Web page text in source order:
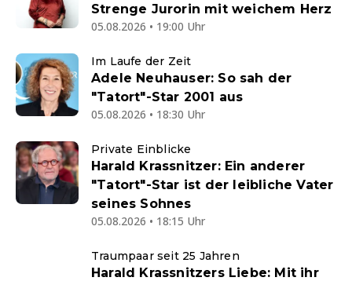
Strenge Jurorin mit weichem Herz
05.08.2026 • 19:00 Uhr
Im Laufe der Zeit
Adele Neuhauser: So sah der
"Tatort"-Star 2001 aus
05.08.2026 • 18:30 Uhr
Private Einblicke
Harald Krassnitzer: Ein anderer
"Tatort"-Star ist der leibliche Vater
seines Sohnes
05.08.2026 • 18:15 Uhr
Traumpaar seit 25 Jahren
Harald Krassnitzers Liebe: Mit ihr